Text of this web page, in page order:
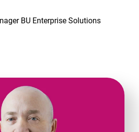
BU Enterprise Solutions